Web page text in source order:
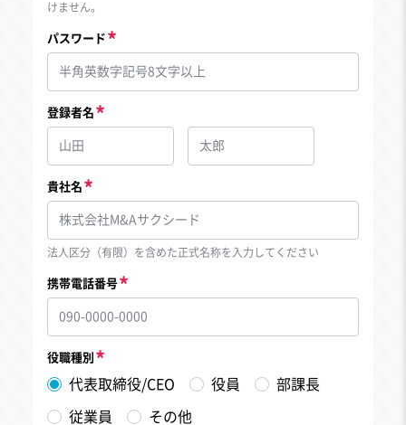
けません。
パスワード
登録者名
貴社名
法人区分（有限）を含めた正式名称を入力してください
携帯電話番号
役職種別
代表取締役/CEO 役員 部課長
従業員 その他